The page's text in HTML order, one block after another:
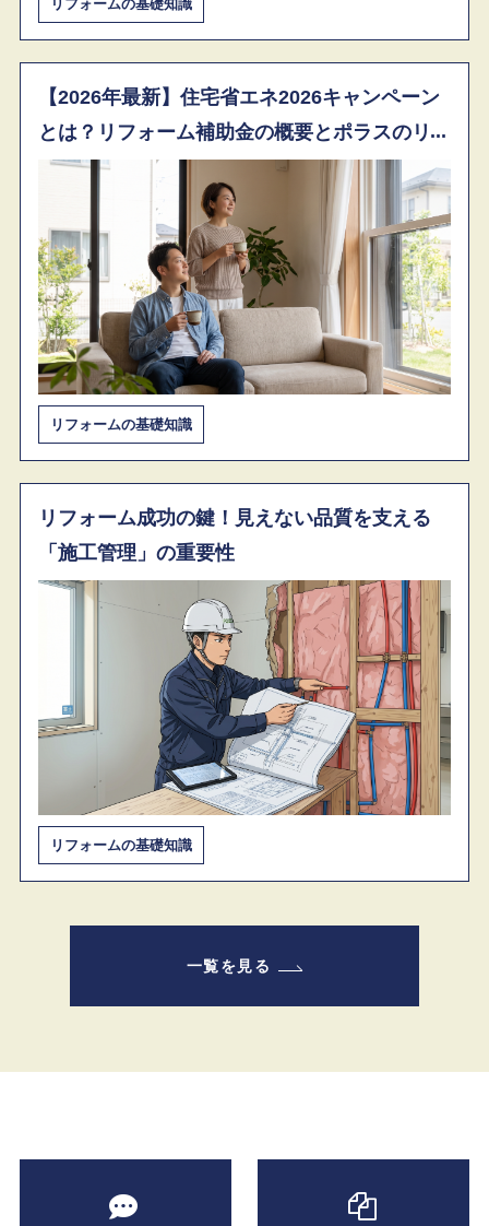
リフォームの基礎知識
【2026年最新】住宅省エネ2026キャンペーン
とは？リフォーム補助金の概要とポラスのリ
フォームでお得にリフォームする方法を徹底
リフォームの基礎知識
リフォーム成功の鍵！見えない品質を支える
「施工管理」の重要性
リフォームの基礎知識
一覧を見る